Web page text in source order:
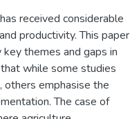
received considerable
productivity. This paper
themes and gaps in
while some studies
emphasise the
The case of